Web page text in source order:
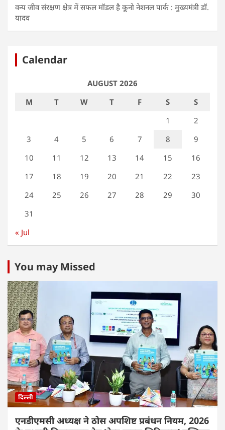
वन्य जीव संरक्षण क्षेत्र में सफल मॉडल है कूनो नेशनल पार्क : मुख्यमंत्री डॉ.
यादव
Calendar
AUGUST 2026
M
T W T F S
S
1
2
3
4 5 6 7 8
9
10
11 12 13 14 15
16
17
18 19 20 21 22
23
24
25 26 27 28 29
30
31
« Jul
You may Missed
दिल्ली
एनडीएमसी अध्यक्ष ने ठोस अपशिष्ट प्रबंधन नियम, 2026